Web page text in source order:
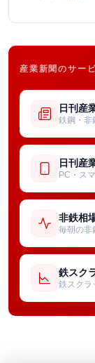
産業新聞のサー
日刊産
鉄鋼・非
日刊産
PC・ス
非鉄相
毎朝の非
鉄スク
鉄スクラ